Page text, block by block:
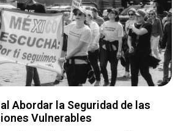
Abordar la Seguridad de las
Vulnerables